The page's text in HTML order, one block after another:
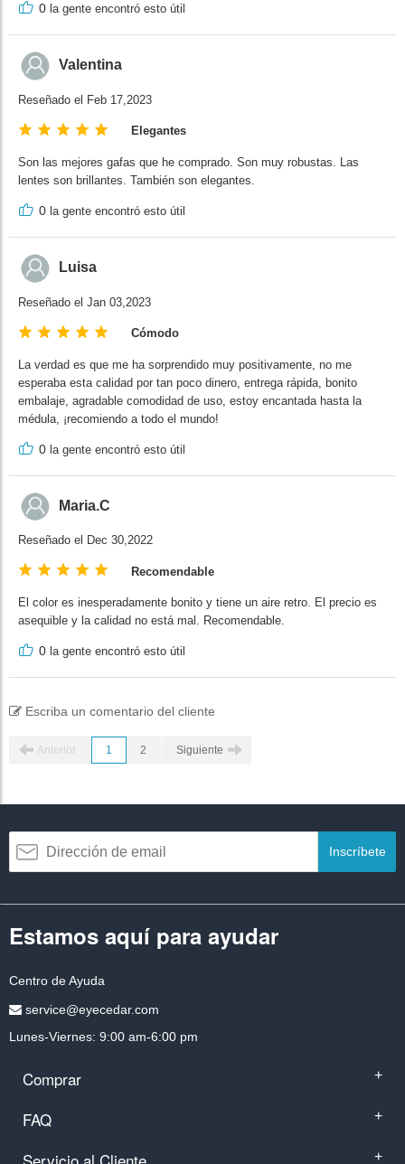
0 la gente encontró esto útil
Valentina
Reseñado el Feb 17,2023
Elegantes
Son las mejores gafas que he comprado. Son muy robustas. Las
lentes son brillantes. También son elegantes.
0 la gente encontró esto útil
Luisa
Reseñado el Jan 03,2023
Cómodo
La verdad es que me ha sorprendido muy positivamente, no me
esperaba esta calidad por tan poco dinero, entrega rápida, bonito
embalaje, agradable comodidad de uso, estoy encantada hasta la
médula, ¡recomiendo a todo el mundo!
0 la gente encontró esto útil
Maria.C
Reseñado el Dec 30,2022
Recomendable
El color es inesperadamente bonito y tiene un aire retro. El precio es
asequible y la calidad no está mal. Recomendable.
0 la gente encontró esto útil
Escriba un comentario del cliente
Anterior 1 2 Siguiente
Inscríbete
Estamos aquí para ayudar
Centro de Ayuda
service@eyecedar.com
Lunes-Viernes: 9:00 am-6:00 pm
Comprar +
FAQ +
+